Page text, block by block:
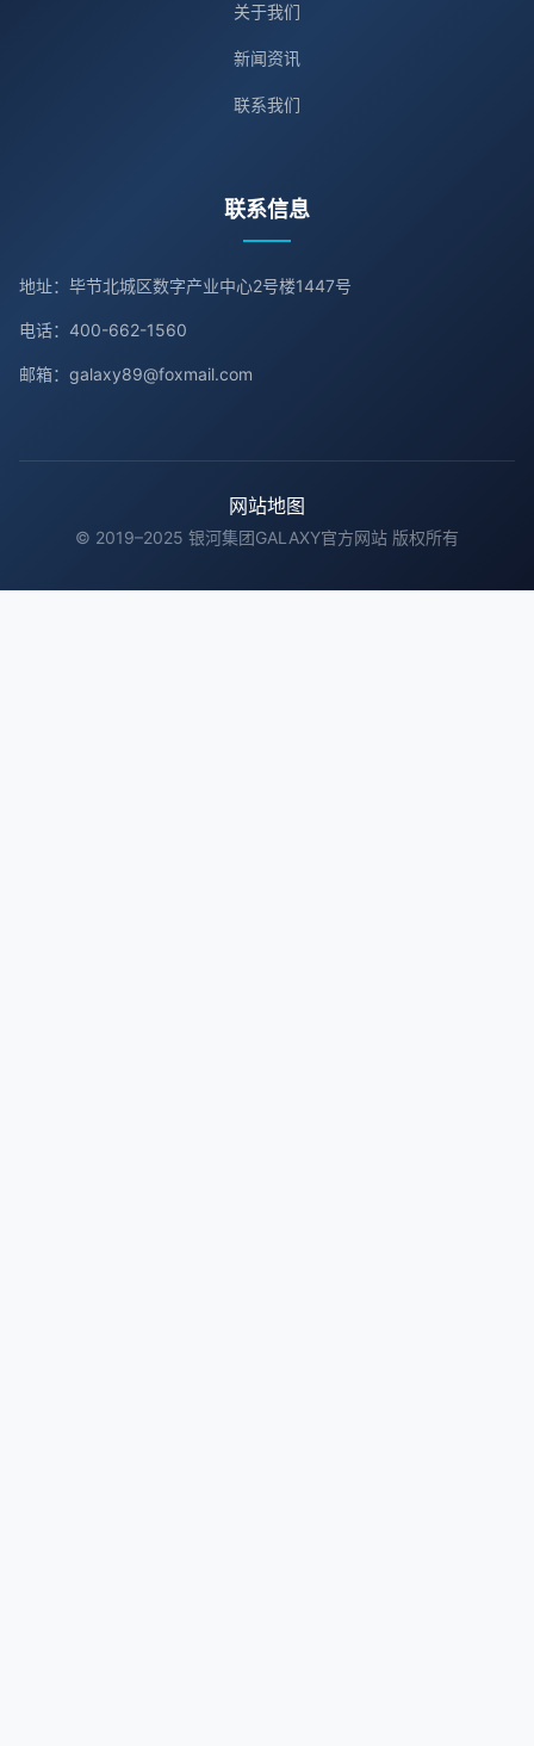
关于我们
新闻资讯
联系我们
联系信息
地址：毕节北城区数字产业中心2号楼1447号
电话：400-662-1560
邮箱：galaxy89@foxmail.com
网站地图
© 2019–2025 银河集团GALAXY官方网站 版权所有